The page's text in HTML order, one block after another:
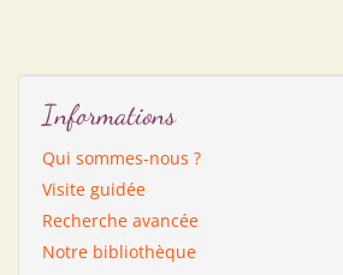
Informations
Qui sommes-nous ?
Visite guidée
Recherche avancée
Notre bibliothèque